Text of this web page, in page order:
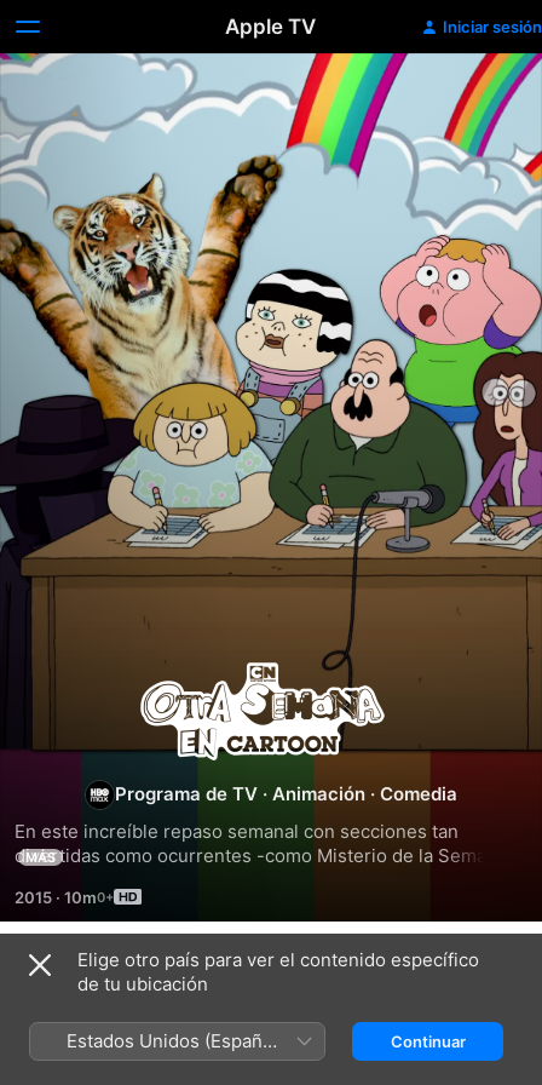
Apple TV Iniciar sesión
Otra
semana
en
Cartoon
Programa de TV · Animación · Comedia
En este increíble repaso semanal con secciones tan
divertidas como ocurrentes -como Misterio de la Semana y
llamativos que vivieron tus personajes preferidos a lo largo
de la semana.
MÁS
2015 · 10m
Episodes
Elige otro país para ver el contenido específico
de tu ubicación
Estados Unidos (Español
México)
Continuar